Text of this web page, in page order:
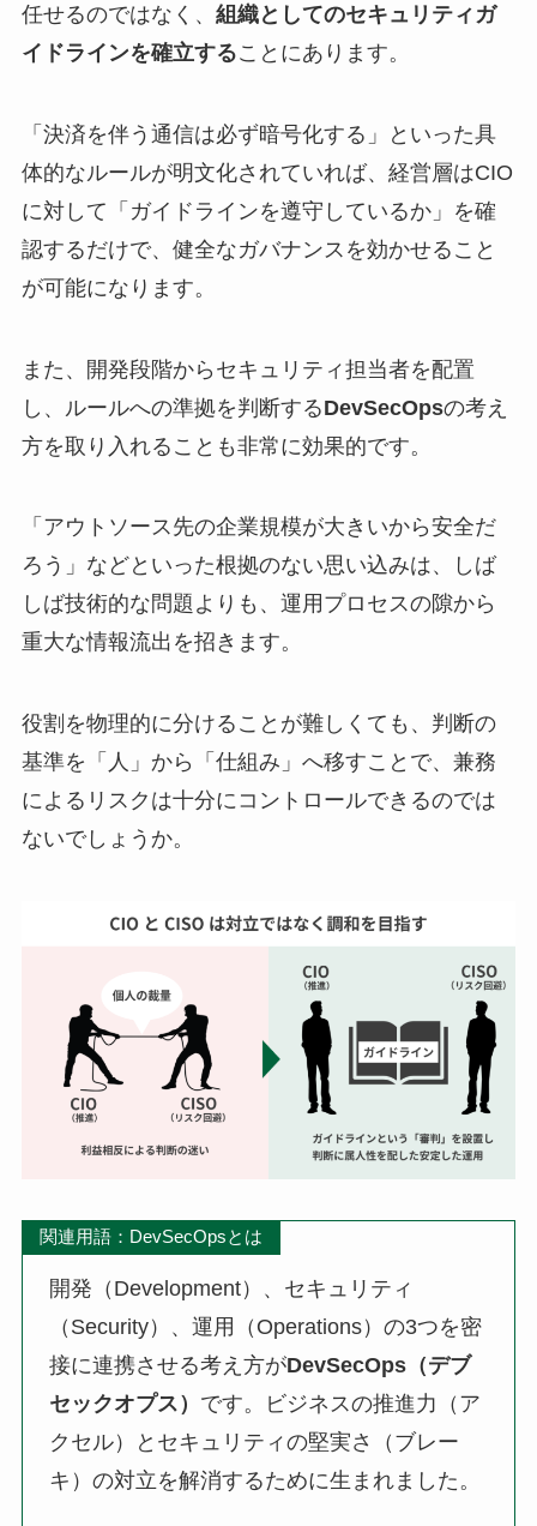
任せるのではなく、 組織としてのセキュリティガ
イドラインを確立することにあります。
「決済を伴う通信は必ず暗号化する」といった具
体的なルールが明文化されていれば、経営層はCIO
に対して「ガイドラインを遵守しているか」を確
認するだけで、健全なガバナンスを効かせること
が可能になります。
また、開発段階からセキュリティ担当者を配置
し、ルールへの準拠を判断するDevSecOpsの考え
方を取り入れることも非常に効果的です。
「アウトソース先の企業規模が大きいから安全だ
ろう」などといった根拠のない思い込みは、しば
しば技術的な問題よりも、運用プロセスの隙から
重大な情報流出を招きます。
役割を物理的に分けることが難しくても、判断の
基準を「人」から「仕組み」へ移すことで、兼務
によるリスクは十分にコントロールできるのでは
ないでしょうか。
関連用語：DevSecOpsとは
開発（Development）、セキュリティ
（Security）、運用（Operations）の3つを密
接に連携させる考え方がDevSecOps（デブ
セックオプス） です。ビジネスの推進力（ア
クセル）とセキュリティの堅実さ（ブレー
キ）の対立を解消するために生まれました。